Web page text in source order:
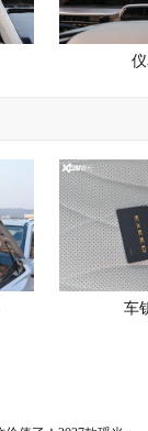
车